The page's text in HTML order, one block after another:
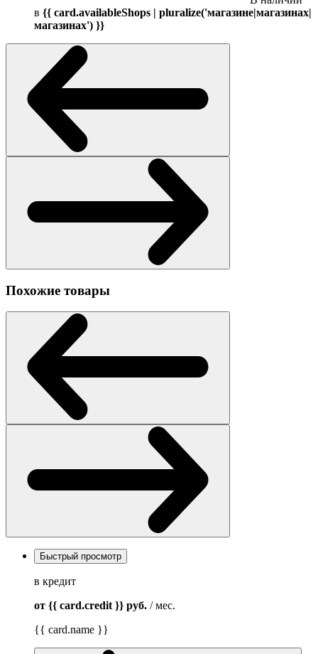
в {{ card.availableShops | pluralize('магазине|магазинах|
магазинах') }}
Похожие товары
Быстрый просмотр
в кредит
от {{ card.credit }} руб. / мес.
{{ card.name }}